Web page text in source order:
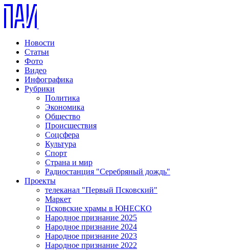
Новости
Статьи
Фото
Видео
Инфографика
Рубрики
Политика
Экономика
Общество
Происшествия
Соцсфера
Культура
Спорт
Страна и мир
Радиостанция "Серебряный дождь"
Проекты
телеканал "Первый Псковский"
Маркет
Псковские храмы в ЮНЕСКО
Народное признание 2025
Народное признание 2024
Народное признание 2023
Народное признание 2022